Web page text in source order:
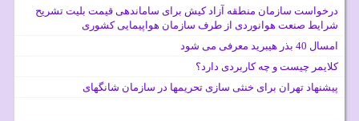
درخواست سازمان منطقه آزاد کیش برای ساماندهی قیمت بلیت تشریح
شرایط صنعت هوانوردی از طرف سازمان هواپیمایی کشوری
امسال 40 بذر هیبرید معرفی می شود
کلایمر چیست و چه کاربردی دارد؟
پیشنهاد تهران برای خنثی سازی تحریمها در سازمان شانگهای